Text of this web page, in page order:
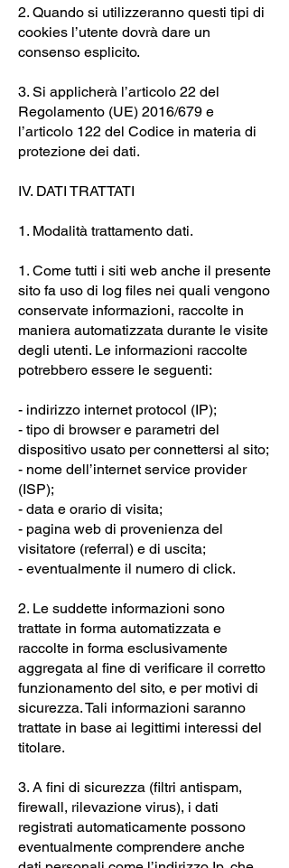
2. Quando si utilizzeranno questi tipi di
cookies l’utente dovrà dare un
consenso esplicito.
3. Si applicherà l’articolo 22 del
Regolamento (UE) 2016/679 e
l’articolo 122 del Codice in materia di
protezione dei dati.
IV. DATI TRATTATI
1. Modalità trattamento dati.
1. Come tutti i siti web anche il presente
sito fa uso di log files nei quali vengono
conservate informazioni, raccolte in
maniera automatizzata durante le visite
degli utenti. Le informazioni raccolte
potrebbero essere le seguenti:
- indirizzo internet protocol (IP);
- tipo di browser e parametri del
dispositivo usato per connettersi al sito;
- nome dell’internet service provider
(ISP);
- data e orario di visita;
- pagina web di provenienza del
visitatore (referral) e di uscita;
- eventualmente il numero di click.
2. Le suddette informazioni sono
trattate in forma automatizzata e
raccolte in forma esclusivamente
aggregata al fine di verificare il corretto
funzionamento del sito, e per motivi di
sicurezza. Tali informazioni saranno
trattate in base ai legittimi interessi del
titolare.
3. A fini di sicurezza (filtri antispam,
firewall, rilevazione virus), i dati
registrati automaticamente possono
eventualmente comprendere anche